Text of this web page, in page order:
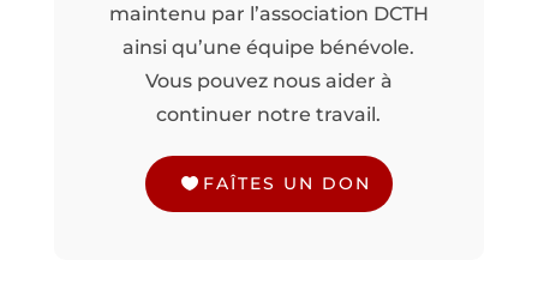
maintenu par l’association DCTH
ainsi qu’une équipe bénévole.
Vous pouvez nous aider à
continuer notre travail.
FAÎTES UN DON